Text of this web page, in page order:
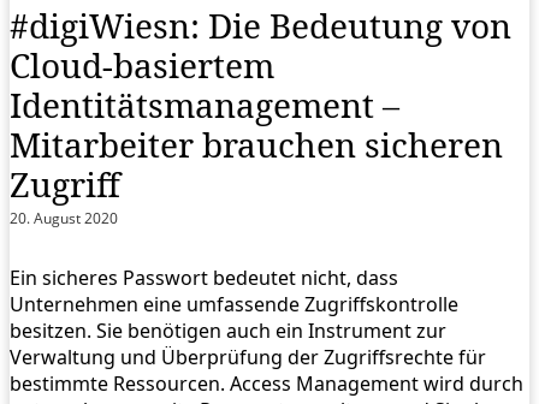
#digiWiesn: Die Bedeutung von
Cloud-basiertem
Identitätsmanagement –
Mitarbeiter brauchen sicheren
Zugriff
20. August 2020
Ein sicheres Passwort bedeutet nicht, dass
Unternehmen eine umfassende Zugriffskontrolle
besitzen. Sie benötigen auch ein Instrument zur
Verwaltung und Überprüfung der Zugriffsrechte für
bestimmte Ressourcen. Access Management wird durch